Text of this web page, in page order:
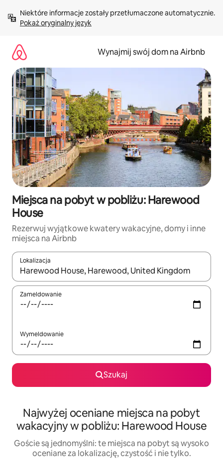
treści Pokaż oryginalny język
Wynajmij swój dom na Airbnb
Miejsca na pobyt w pobliżu: Harewood
House
Rezerwuj wyjątkowe kwatery wakacyjne, domy i inne
miejsca na Airbnb
Lokalizacja
Gdy wyniki będą dostępne, możesz poruszać się po nich za
Zameldowanie
Wymeldowanie
Szukaj
Najwyżej oceniane miejsca na pobyt
wakacyjny w pobliżu: Harewood House
Goście są jednomyślni: te miejsca na pobyt są wysoko
oceniane za lokalizację, czystość i nie tylko.